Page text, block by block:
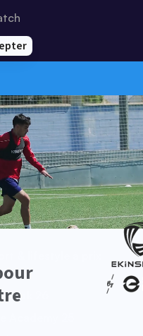
& lifestyle à prix
Park 26
Academy 25